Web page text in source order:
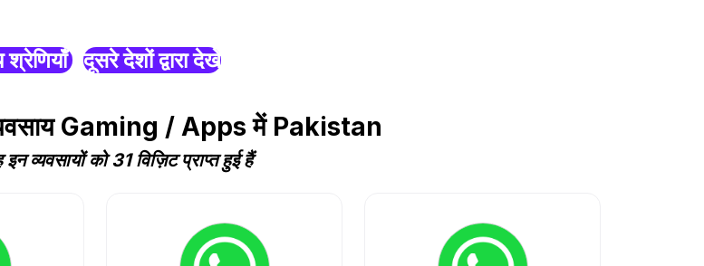
श्रेणियाँ दूसरे देशों द्वारा देखें
व्यवसाय Gaming / Apps में Pakistan
इन व्यवसायों को 31 विज़िट प्राप्त हुई हैं